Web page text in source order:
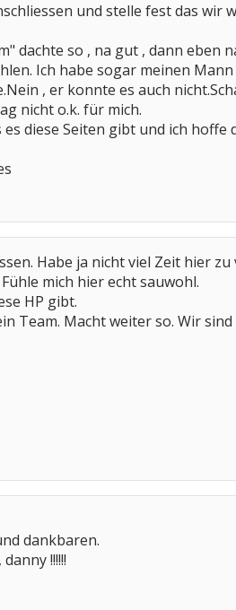
und stelle fest das wir
dachte so , na gut , dann eben
Ich habe sogar meinen
, er konnte es auch
nicht o.k. für mich.
diese Seiten gibt und ich hoffe
Habe ja nicht viel Zeit hier
mich hier echt sauwohl.
HP gibt.
Team. Macht weiter so. Wir
dankbaren.
!!!!!!